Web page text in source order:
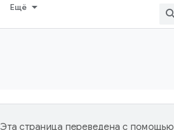
Ещё
Эта страница переведена с помощью